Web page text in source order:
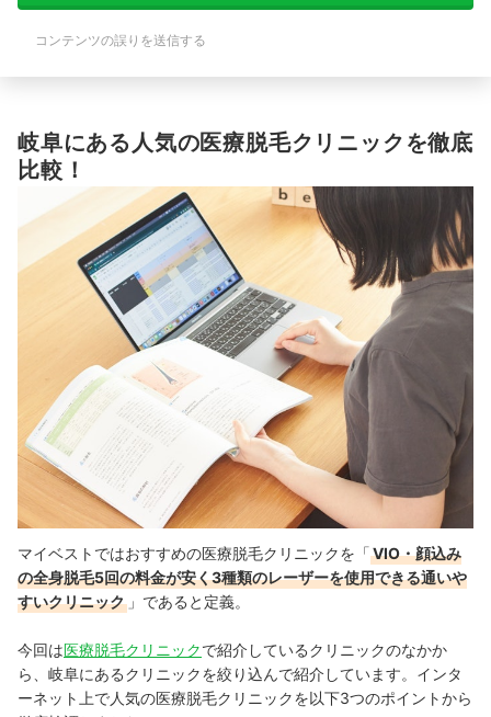
コンテンツの誤りを送信する
岐阜にある人気の医療脱毛クリニックを徹底
比較！
マイベストではおすすめの医療脱毛クリニックを「VIO・顔込み
の全身脱毛5回の料金が安く3種類のレーザーを使用できる通いや
すいクリニック 」であると定義。
今回は医療脱毛クリニックで紹介しているクリニックのなかか
ら、岐阜にあるクリニックを絞り込んで紹介しています。インタ
ーネット上で人気の医療脱毛クリニックを以下3つのポイントから